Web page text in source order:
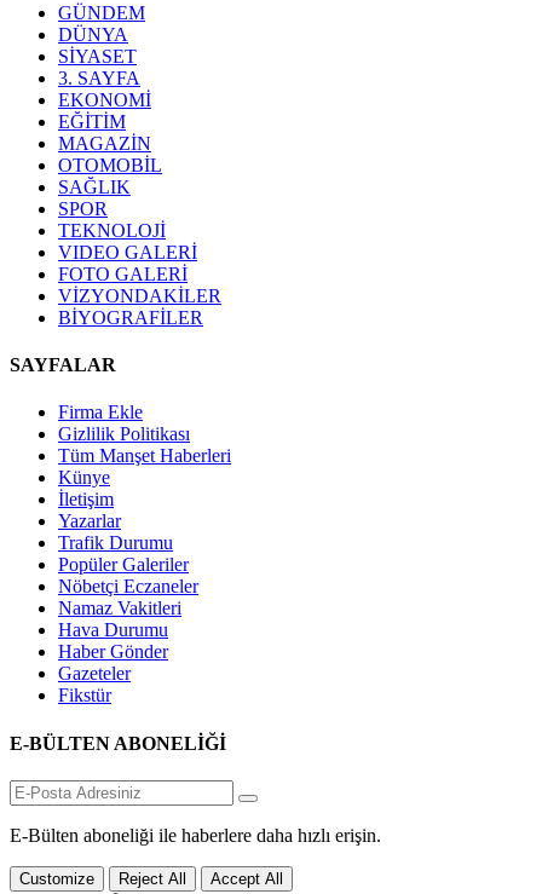
GÜNDEM
DÜNYA
SİYASET
3. SAYFA
EKONOMİ
EĞİTİM
MAGAZİN
OTOMOBİL
SAĞLIK
SPOR
TEKNOLOJİ
VIDEO GALERİ
FOTO GALERİ
VİZYONDAKİLER
BİYOGRAFİLER
SAYFALAR
Firma Ekle
Gizlilik Politikası
Tüm Manşet Haberleri
Künye
İletişim
Yazarlar
Trafik Durumu
Popüler Galeriler
Nöbetçi Eczaneler
Namaz Vakitleri
Hava Durumu
Haber Gönder
Gazeteler
Fikstür
E-BÜLTEN ABONELİĞİ
E-Bülten aboneliği ile haberlere daha hızlı erişin.
Customize Reject All Accept All